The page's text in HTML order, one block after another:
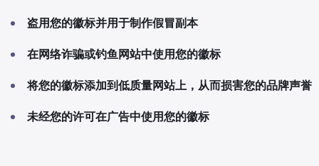
盗用您的徽标并用于制作假冒副本
在网络诈骗或钓鱼网站中使用您的徽标
将您的徽标添加到低质量网站上，从而损害您的品牌声誉
未经您的许可在广告中使用您的徽标